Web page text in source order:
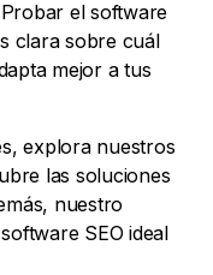
el software
clara sobre cuál
mejor a tus
explora nuestros
las soluciones
nuestro
SEO ideal